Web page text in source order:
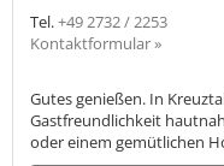
Tel.+49 2732 / 2253
Kontaktformular »
Gutes genießen. In
Gastfreundlichkeit
oder einem gemütlichen